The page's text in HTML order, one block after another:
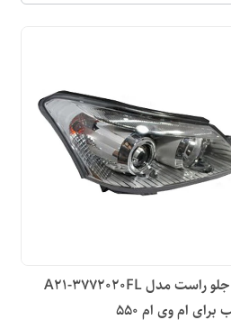
چراغ جلو راست مدل A21-3772020FL
ام وی ام 550